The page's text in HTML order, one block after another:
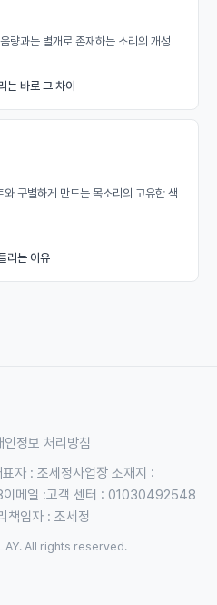
량과는 별개로 존재하는 소리의 개성
는 바로 그 차이
구별하게 만드는 목소리의 고유한 색
리는 이유
인정보 처리방침
표자 : 조세정사업장 소재지 :
이메일 :고객 센터 : 01030492548
책임자 : 조세정
All rights reserved.